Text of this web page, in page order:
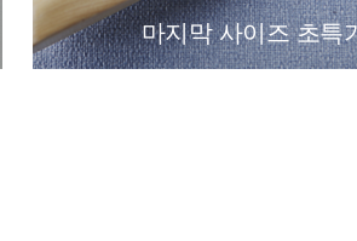
마지막 사이즈 초특